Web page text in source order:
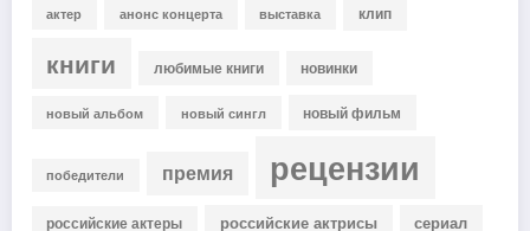
актер анонс концерта выставка клип
книги любимые книги новинки
новый альбом новый сингл новый фильм
победители премия рецензии
российские актеры российские актрисы сериал